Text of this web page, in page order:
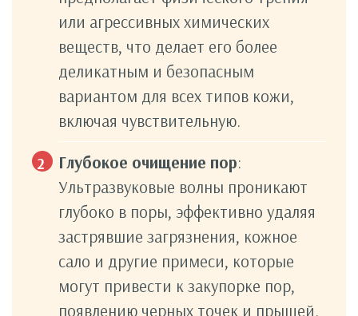
или агрессивных химических
веществ, что делает его более
деликатным и безопасным
вариантом для всех типов кожи,
включая чувствительную.
Глубокое очищение пор:
Ультразвуковые волны проникают
глубоко в поры, эффективно удаляя
застрявшие загрязнения, кожное
сало и другие примеси, которые
могут привести к закупорке пор,
появлению черных точек и прыщей.